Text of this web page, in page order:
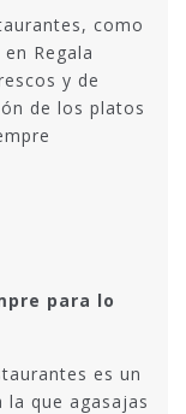
como
Regala
y de
de los platos
para lo
es un
la que agasajas